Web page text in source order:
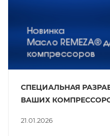
21.01.2026
СПЕЦИАЛЬНАЯ
ВАШИХ